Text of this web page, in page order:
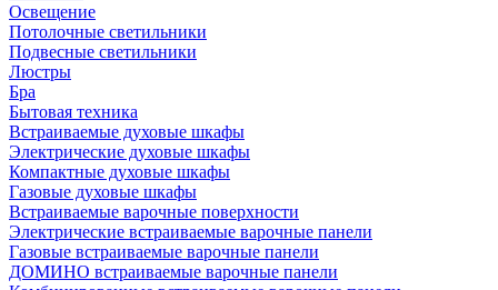
Освещение
Потолочные светильники
Подвесные светильники
Люстры
Бра
Бытовая техника
Встраиваемые духовые шкафы
Электрические духовые шкафы
Компактные духовые шкафы
Газовые духовые шкафы
Встраиваемые варочные поверхности
Электрические встраиваемые варочные панели
Газовые встраиваемые варочные панели
ДОМИНО встраиваемые варочные панели